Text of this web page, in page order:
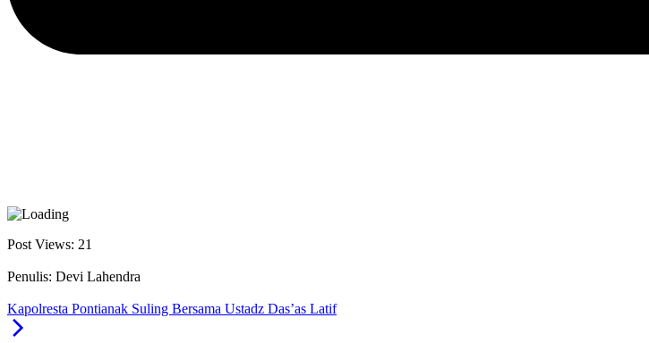
Post Views: 21
Penulis: Devi Lahendra
Kapolresta Pontianak Suling Bersama Ustadz Das’as Latif